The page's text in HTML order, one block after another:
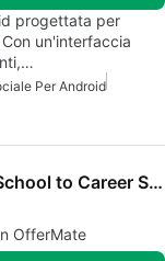
progettata per
un'interfaccia
Per Android
OfferMate - From Business School to Career Success
OfferMate